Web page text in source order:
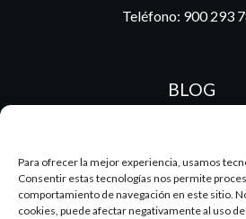
Para ofrecer la mejor experiencia, usamos
Consentir estas tecnologías nos permite
comportamiento de navegación en este sitio.
cookies, puede afectar negativamente al uso
Teléfono: 900 293
BLOG
ES PT